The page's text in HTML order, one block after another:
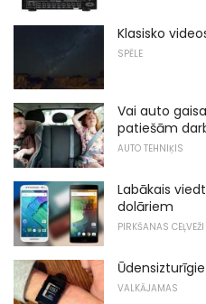
Klasisko
SPĒLE
Vai auto
patiešām
AUTO TEHNIĶIS
Labākais
dolāriem
PIRKŠANAS CEĻVEŽI
VALKĀJAMAS